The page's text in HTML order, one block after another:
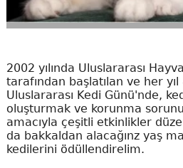
2002 yılında Uluslararası
tarafından başlatılan ve her
Uluslararası Kedi Günü'nde,
oluşturmak ve korunma
amacıyla çeşitli etkinlikler
da bakkaldan alacağınz yaş
kedilerini ödüllendirelim.